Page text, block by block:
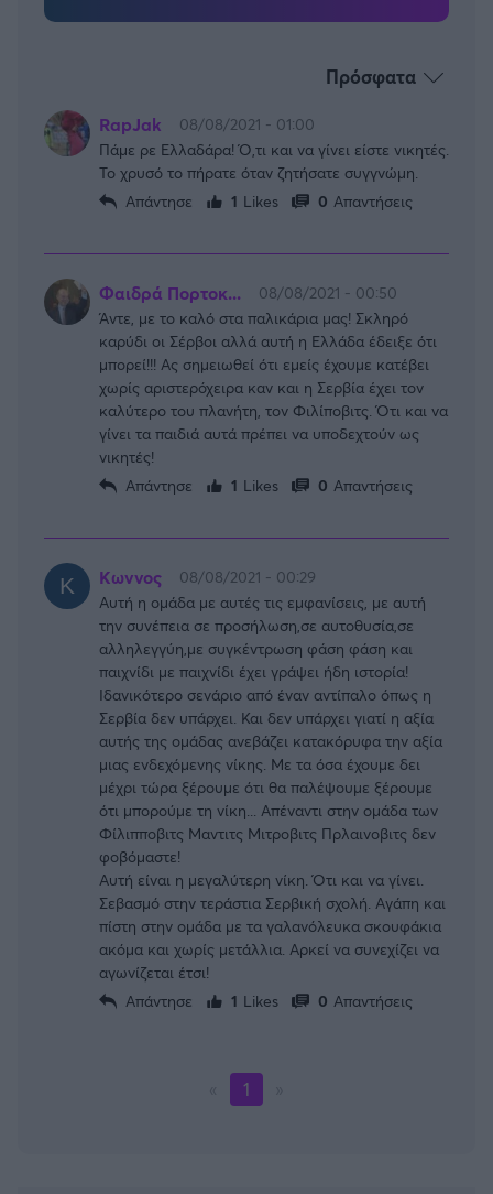
Πρόσφατα
RapJak
08/08/2021 - 01:00
Πάμε ρε Ελλαδάρα! Ό,τι και να γίνει είστε νικητές.
Το χρυσό το πήρατε όταν ζητήσατε συγγνώμη.
Απάντησε
1 Likes 0 Απαντήσεις
Φαιδρά Πορτοκ...
08/08/2021 - 00:50
Άντε, με το καλό στα παλικάρια μας! Σκληρό
καρύδι οι Σέρβοι αλλά αυτή η Ελλάδα έδειξε ότι
μπορεί!!! Ας σημειωθεί ότι εμείς έχουμε κατέβει
χωρίς αριστερόχειρα καν και η Σερβία έχει τον
καλύτερο του πλανήτη, τον Φιλίποβιτς. Ότι και να
γίνει τα παιδιά αυτά πρέπει να υποδεχτούν ως
νικητές!
Απάντησε
1 Likes 0 Απαντήσεις
Κωννος
08/08/2021 - 00:29
Αυτή η ομάδα με αυτές τις εμφανίσεις, με αυτή
την συνέπεια σε προσήλωση,σε αυτοθυσία,σε
αλληλεγγύη,με συγκέντρωση φάση φάση και
παιχνίδι με παιχνίδι έχει γράψει ήδη ιστορία!
Ιδανικότερο σενάριο από έναν αντίπαλο όπως η
Σερβία δεν υπάρχει. Και δεν υπάρχει γιατί η αξία
αυτής της ομάδας ανεβάζει κατακόρυφα την αξία
μιας ενδεχόμενης νίκης. Με τα όσα έχουμε δει
μέχρι τώρα ξέρουμε ότι θα παλέψουμε ξέρουμε
ότι μπορούμε τη νίκη... Απέναντι στην ομάδα των
Φίλιπποβιτς Μαντιτς Μιτροβιτς Πρλαινοβιτς δεν
φοβόμαστε!
Αυτή είναι η μεγαλύτερη νίκη. Ότι και να γίνει.
Σεβασμό στην τεράστια Σερβική σχολή. Αγάπη και
πίστη στην ομάδα με τα γαλανόλευκα σκουφάκια
ακόμα και χωρίς μετάλλια. Αρκεί να συνεχίζει να
αγωνίζεται έτσι!
Απάντησε
1 Likes 0 Απαντήσεις
1